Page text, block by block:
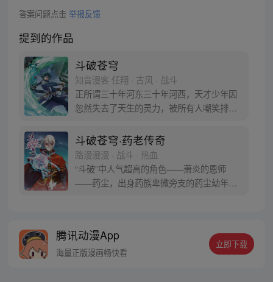
答案问题点击 举报反馈
提到的作品
斗破苍穹
知音漫客 任翔 · 古风 · 战斗
正所谓三十年河东三十年河西，天才少年因
忽然失去了天生的灵力，被所有人嘲笑排
修、打怪、升级！重登人生巅峰的他让人们
知道莫欺少年穷真的很重要！
斗破苍穹·药老传奇
路漫漫漫 · 战斗 · 热血
“斗破”中人气超高的角色——萧炎的恩师
——药尘，出身药族卑微旁支的药尘幼年丧
周二、五更新】
腾讯动漫App
海量正版漫画畅快看
立即下载